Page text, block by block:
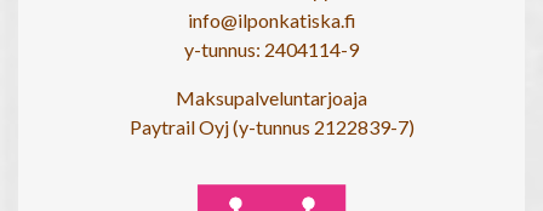
info@ilponkatiska.fi
y-tunnus: 2404114-9
Maksupalveluntarjoaja
Paytrail Oyj (y-tunnus 2122839-7)